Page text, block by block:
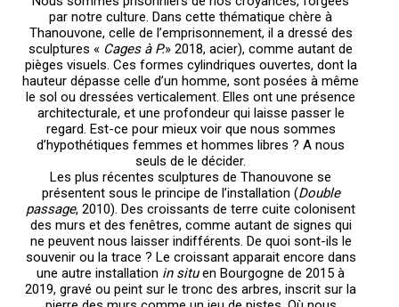
par notre culture. Dans cette thématique chère à
Thanouvone, celle de l’emprisonnement, il a dressé des
sculptures « Cages à P.» 2018, acier), comme autant de
pièges visuels. Ces formes cylindriques ouvertes, dont la
hauteur dépasse celle d’un homme, sont posées à même
le sol ou dressées verticalement. Elles ont une présence
architecturale, et une profondeur qui laisse passer le
regard. Est-ce pour mieux voir que nous sommes
d’hypothétiques femmes et hommes libres ? A nous
seuls de le décider.
Les plus récentes sculptures de Thanouvone se
présentent sous le principe de l’installation (Double
passage, 2010). Des croissants de terre cuite colonisent
des murs et des fenêtres, comme autant de signes qui
ne peuvent nous laisser indifférents. De quoi sont-ils le
souvenir ou la trace ? Le croissant apparait encore dans
une autre installation in situen Bourgogne de 2015 à
2019, gravé ou peint sur le tronc des arbres, inscrit sur la